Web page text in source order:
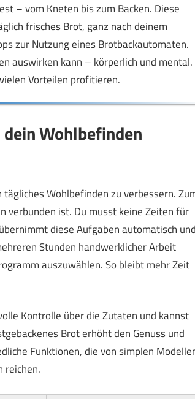
– vom Kneten bis zum Backen. Diese
frisches Brot, ganz nach deinem
zur Nutzung eines Brotbackautomaten.
auswirken kann – körperlich und mental.
Vorteilen profitieren.
Wohlbefinden
Wohlbefinden zu verbessern.
verbunden ist. Du musst keine Zeiten für
diese Aufgaben automatisch und
Stunden handwerklicher Arbeit
auszuwählen. So bleibt mehr Zeit
Kontrolle über die Zutaten und kannst
Brot erhöht den Genuss und
Funktionen, die von simplen
reichen.